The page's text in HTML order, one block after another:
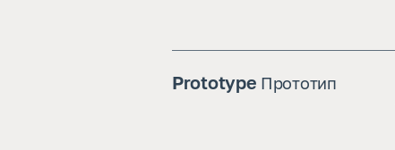
Prototype Прототип